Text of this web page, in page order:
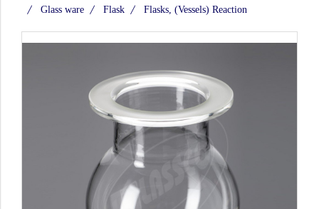
Glass ware
Flask Flasks, (Vessels) Reaction